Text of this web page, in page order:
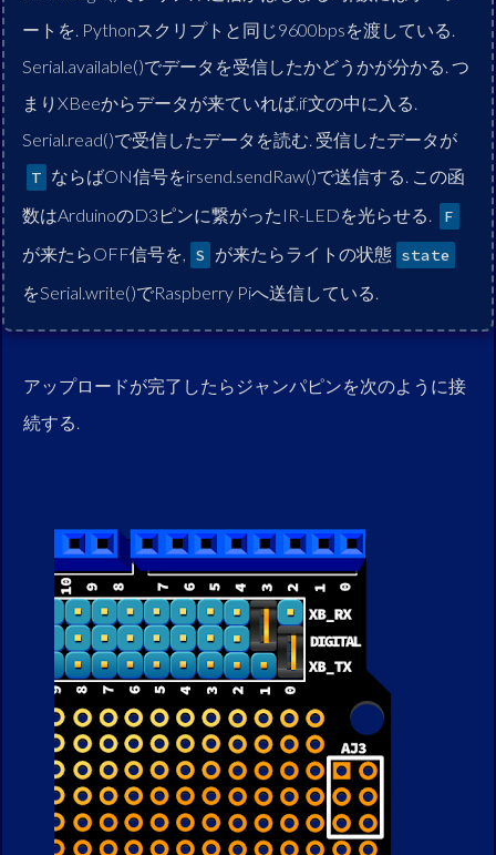
ートを. Pythonスクリプトと同じ9600bpsを渡している.
Serial.available()でデータを受信したかどうかが分かる. つ
まりXBeeからデータが来ていれば,if文の中に入る.
Serial.read()で受信したデータを読む. 受信したデータが
T ならばON信号をirsend.sendRaw()で送信する. この函
数はArduinoのD3ピンに繋がったIR-LEDを光らせる.
F
が来たらOFF信号を, S が来たらライトの状態 state
をSerial.write()でRaspberry Piへ送信している.
アップロードが完了したらジャンパピンを次のように接
続する.